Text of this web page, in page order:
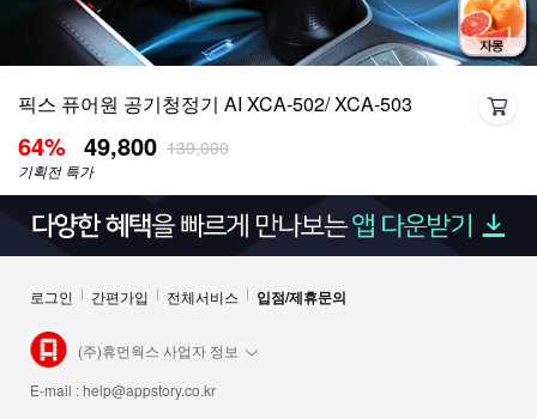
픽스 퓨어원 공기청정기 AI XCA-502/ XCA-503
64% 49,800 139,000
기획전 특가
로그인 간편가입 전체서비스 입점/제휴문의
(주)휴먼웍스 사업자 정보
E-mail :help@appstory.co.kr